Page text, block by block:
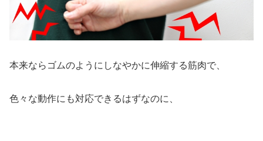
本来ならゴムのようにしなやかに伸縮する筋肉で、
色々な動作にも対応できるはずなのに、